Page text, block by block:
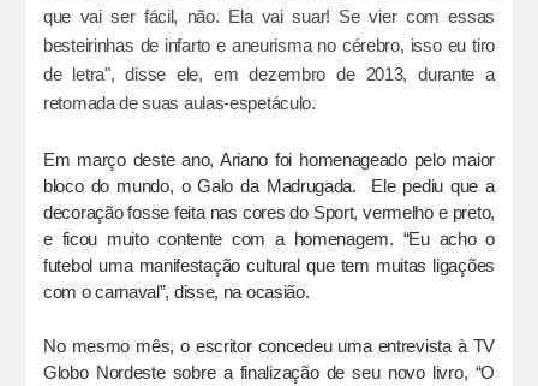
que vai ser fácil, não. Ela vai suar! Se vier com essas
besteirinhas de infarto e aneurisma no cérebro, isso eu tiro
de letra", disse ele, em dezembro de 2013, durante a
retomada de suas aulas-espetáculo.
Em março deste ano, Ariano foi homenageado pelo maior
bloco do mundo, o Galo da Madrugada. Ele pediu que a
decoração fosse feita nas cores do Sport, vermelho e preto,
e ficou muito contente com a homenagem. “Eu acho o
futebol uma manifestação cultural que tem muitas ligações
com o carnaval”, disse, na ocasião.
No mesmo mês, o escritor concedeu uma entrevista à TV
Globo Nordeste sobre a finalização de seu novo livro, “O